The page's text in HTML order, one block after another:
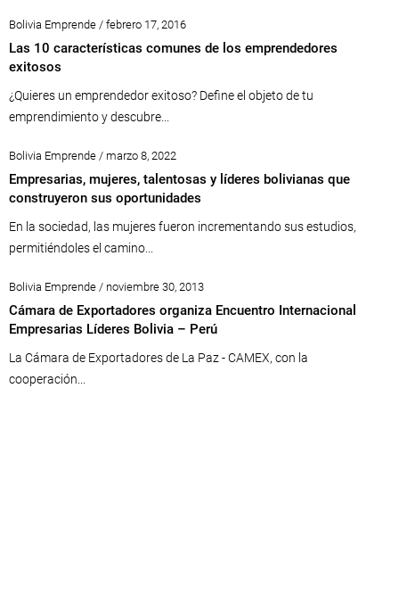
Bolivia Emprende / febrero 17, 2016
Las 10 características comunes de los emprendedores
exitosos
¿Quieres un emprendedor exitoso? Define el objeto de tu
emprendimiento y descubre...
Bolivia Emprende / marzo 8, 2022
Empresarias, mujeres, talentosas y líderes bolivianas que
construyeron sus oportunidades
En la sociedad, las mujeres fueron incrementando sus estudios,
permitiéndoles el camino...
Bolivia Emprende / noviembre 30, 2013
Cámara de Exportadores organiza Encuentro Internacional
Empresarias Líderes Bolivia – Perú
La Cámara de Exportadores de La Paz - CAMEX, con la
cooperación...